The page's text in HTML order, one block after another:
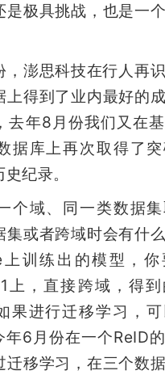
是极具挑战，也是一
澎思科技在行人再
上得到了业内最好的
去年8月份我们又在
据库上再次取得了
纪录。
个域、同一类数据
集或者跨域时会有什
训练出的模型，你
上，直接跨域，得
果进行迁移学习，可
年6月份在一个ReID的
迁移学习，在三个数